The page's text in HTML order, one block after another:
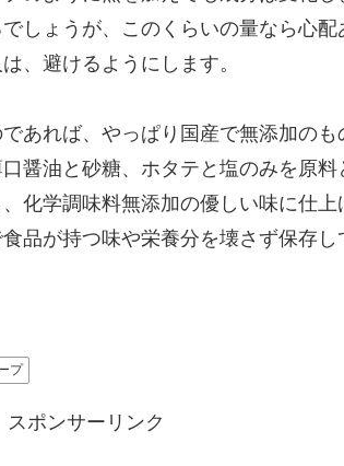
しょうが、このくらいの量なら心
、避けるようにします。
あれば、やっぱり国産で無添加のも
醤油と砂糖、ホタテと塩のみを原料
化学調味料無添加の優しい味に仕上
品が持つ味や栄養分を壊さず保存し
プ
スポンサーリンク